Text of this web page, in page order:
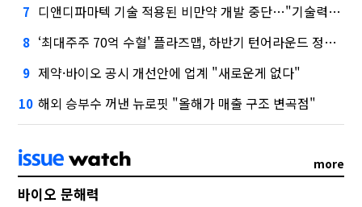
7 디앤디파마텍 기술 적용된 비만약 개발 중단…"기술력 문제 아냐"
8 ‘최대주주 70억 수혈' 플라즈맵, 하반기 턴어라운드 정조준
9 제약·바이오 공시 개선안에 업계 "새로운게 없다"
10 해외 승부수 꺼낸 뉴로핏 "올해가 매출 구조 변곡점"
more
바이오 문해력